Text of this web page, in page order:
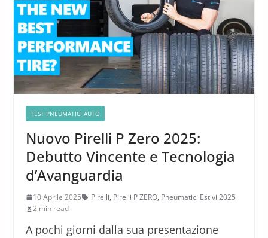
TEST PNEUMATICI AUTO
Nuovo Pirelli P Zero 2025:
Debutto Vincente e Tecnologia
d’Avanguardia
10 Aprile 2025 Pirelli, Pirelli P ZERO, Pneumatici Estivi 2025
2 min read
A pochi giorni dalla sua presentazione